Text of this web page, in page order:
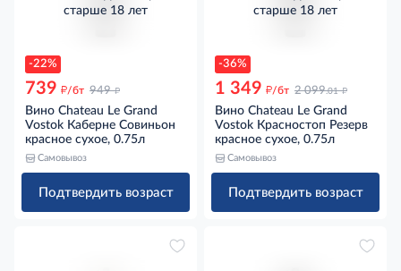
-22%
старше 18 лет
739 д/бт 949 д
Вино Chateau Le Grand
Vostok Каберне Совиньон
красное сухое, 0.75л
Самовывоз
Подтвердить возраст
-36%
старше 18 лет
1 349 д/бт 2 099.01 д
Вино Chateau Le Grand
Vostok Красностоп Резерв
красное сухое, 0.75л
Самовывоз
Подтвердить возраст